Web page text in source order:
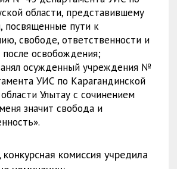
области, представившему
посвященные пути к
свободе, ответственности и
освобождения;
осужденный учреждения №
УИС по Карагандинской
Улытау с сочинением
значит свобода и
комиссия учредила